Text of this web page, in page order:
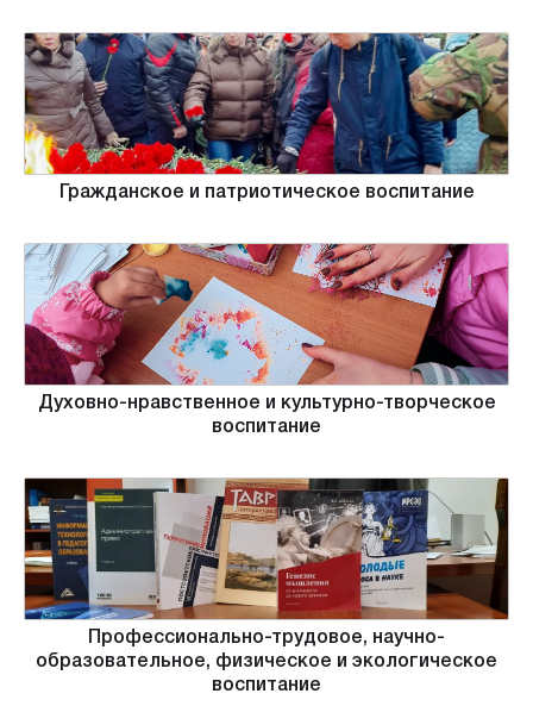
Гражданское и патриотическое воспитание
Духовно-нравственное и культурно-творческое
воспитание
Профессионально-трудовое, научно-
образовательное, физическое и экологическое
воспитание